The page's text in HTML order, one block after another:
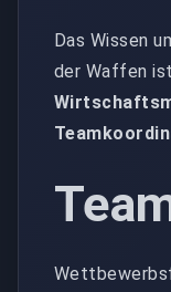
Das Wissen
der Waffen